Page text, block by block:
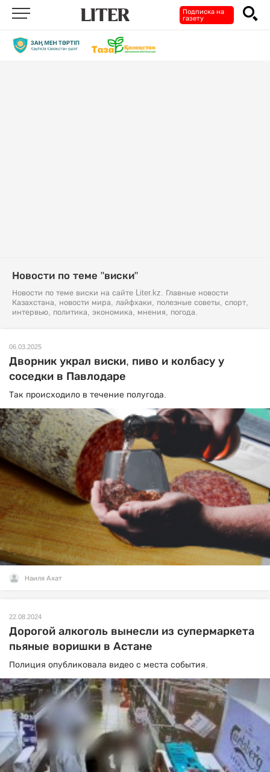
Подписка на
газету
Новости по теме "виски"
Новости по теме виски на сайте Liter.kz. Главные новости
Казахстана, новости мира, лайфхаки, полезные советы, спорт,
интервью, политика, экономика, мнения, погода.
06.03.2025
Дворник украл виски, пиво и колбасу у
соседки в Павлодаре
Так происходило в течение полугода.
Наиля Ахат
22.08.2024
Дорогой алкоголь вынесли из супермаркета
пьяные воришки в Астане
Полиция опубликовала видео с места события.